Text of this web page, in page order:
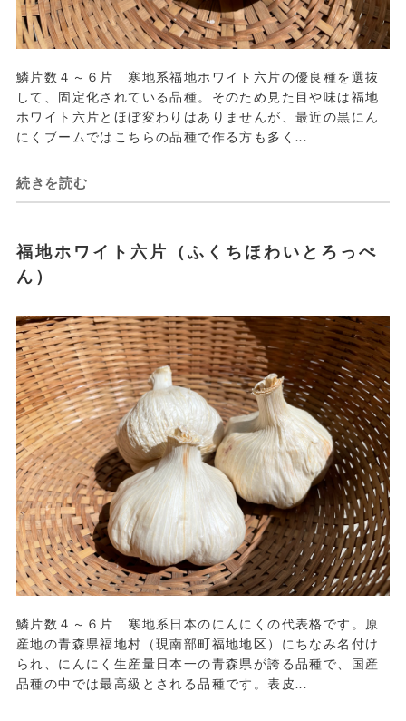
鱗片数４～６片 寒地系福地ホワイト六片の優良種を選抜
して、固定化されている品種。そのため見た目や味は福地
ホワイト六片とほぼ変わりはありませんが、最近の黒にん
にくブームではこちらの品種で作る方も多く...
続きを読む
福地ホワイト六片（ふくちほわいとろっぺ
ん）
鱗片数４～６片 寒地系日本のにんにくの代表格です。原
産地の青森県福地村（現南部町福地地区）にちなみ名付け
られ、にんにく生産量日本一の青森県が誇る品種で、国産
品種の中では最高級とされる品種です。表皮...